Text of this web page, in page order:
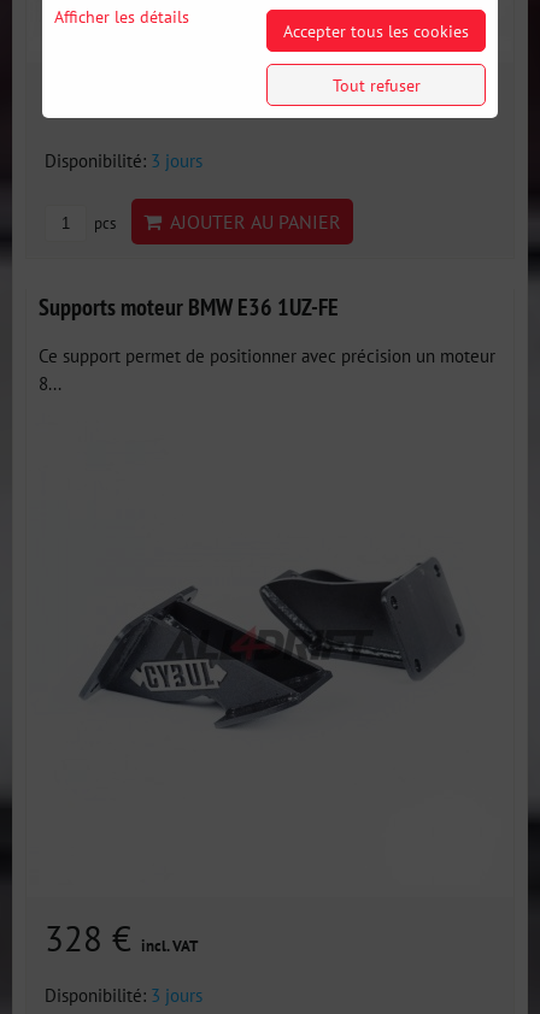
Disponibilité: 3 jours
pcs AJOUTER AU PANIER
Supports moteur BMW E36 1UZ-FE
Ce support permet de positionner avec précision un moteur
8...
328 € incl. VAT
Disponibilité: 3 jours
Afficher les détails
Accepter tous les cookies
Tout refuser